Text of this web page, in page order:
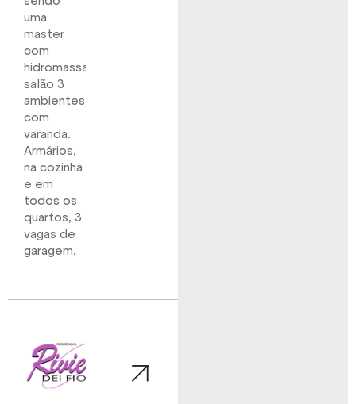
uma
master
com
hidromassagem,
salão 3
ambientes
com
varanda.
Armários,
na cozinha
e em
todos os
quartos, 3
vagas de
garagem.